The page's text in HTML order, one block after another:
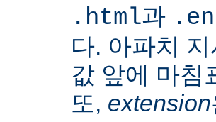
.html과 .en
다. 아파치
값 앞에 마침
또, extension